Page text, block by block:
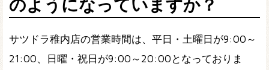
のようになっていますか？
サツドラ稚内店の営業時間は、平日・土曜日が9:00～
21:00、日曜・祝日が9:00～20:00となっておりま